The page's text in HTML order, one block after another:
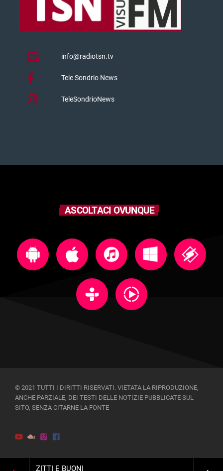
ZITTI E BUONI
info@radiotsn.tv
Tele Sondrio News
TeleSondrioNews
ASCOLTACI OVUNQUE
© 2021 TUTTI I DIRITTI RISERVATI. VIETATA LA RIPRODUZIONE,
ANCHE PARZIALE, DEI TESTI DELLE NOTIZIE PUBBLICATE SUL
SITO, SENZA CITARNE LA FONTE